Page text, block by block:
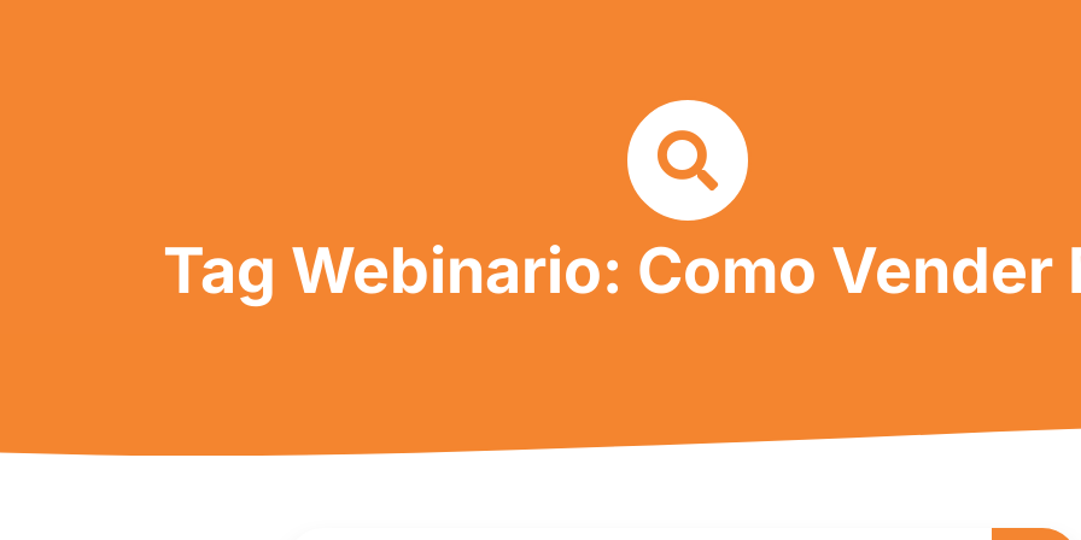
Tag Webinario: Como Vender